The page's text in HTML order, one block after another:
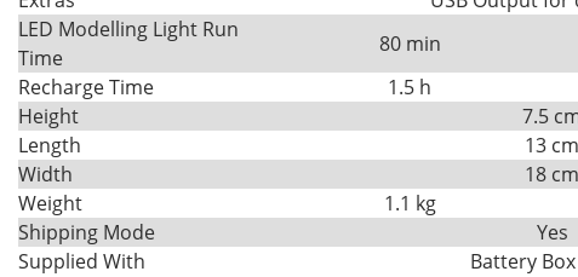
LED Modelling Light Run
Time
80 min
Recharge Time
1.5 h
Height
7.5
Length
13 cm
Width
18 cm
Weight
1.1 kg
Shipping Mode
Yes
Supplied With
Battery